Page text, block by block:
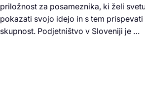
priložnost za posameznika, ki želi
pokazati svojo idejo in s tem prispevati
skupnost. Podjetništvo v Sloveniji je …